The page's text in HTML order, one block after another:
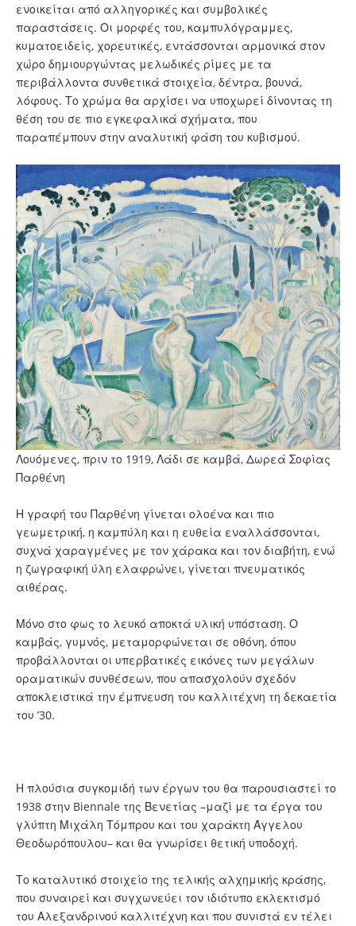
ενοικείται από αλληγορικές και συμβολικές
παραστάσεις. Οι μορφές του, καμπυλόγραμμες,
κυματοειδείς, χορευτικές, εντάσσονται αρμονικά στον
χώρο δημιουργώντας μελωδικές ρίμες με τα
περιβάλλοντα συνθετικά στοιχεία, δέντρα, βουνά,
λόφους. Το χρώμα θα αρχίσει να υποχωρεί δίνοντας τη
θέση του σε πιο εγκεφαλικά σχήματα, που
παραπέμπουν στην αναλυτική φάση του κυβισμού.
Λουόμενες, πριν το 1919, Λάδι σε καμβά, Δωρεά Σοφίας
Παρθένη
Η γραφή του Παρθένη γίνεται ολοένα και πιο
γεωμετρική, η καμπύλη και η ευθεία εναλλάσσονται,
συχνά χαραγμένες με τον χάρακα και τον διαβήτη, ενώ
η ζωγραφική ύλη ελαφρώνει, γίνεται πνευματικός
αιθέρας.
Μόνο στο φως το λευκό αποκτά υλική υπόσταση. Ο
καμβάς, γυμνός, μεταμορφώνεται σε οθόνη, όπου
προβάλλονται οι υπερβατικές εικόνες των μεγάλων
οραματικών συνθέσεων, που απασχολούν σχεδόν
αποκλειστικά την έμπνευση του καλλιτέχνη τη δεκαετία
του ’30.
Η πλούσια συγκομιδή των έργων του θα παρουσιαστεί το
1938 στην Biennale της Βενετίας –μαζί με τα έργα του
γλύπτη Μιχάλη Τόμπρου και του χαράκτη Άγγελου
Θεοδωρόπουλου– και θα γνωρίσει θετική υποδοχή.
Το καταλυτικό στοιχείο της τελικής αλχημικής κράσης,
που συναιρεί και συγχωνεύει τον ιδιότυπο εκλεκτισμό
του Αλεξανδρινού καλλιτέχνη και που συνιστά εν τέλει